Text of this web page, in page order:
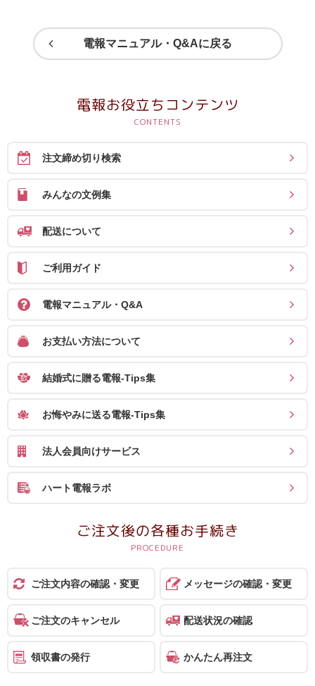
電報マニュアル・Q&Aに戻る
電報お役立ちコンテンツ
注文締め切り検索
みんなの文例集
配送について
ご利用ガイド
電報マニュアル・Q&A
お支払い方法について
結婚式に贈る電報-Tips集
お悔やみに送る電報-Tips集
法人会員向けサービス
ハート電報ラボ
ご注文後の各種お手続き
ご注文内容の確認・変更 メッセージの確認・変更
ご注文のキャンセル 配送状況の確認
領収書の発行 かんたん再注文